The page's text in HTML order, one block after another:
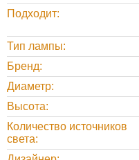
Подходит
Тип лампы
Бренд
Диаметр
Высота
Количество источников
света